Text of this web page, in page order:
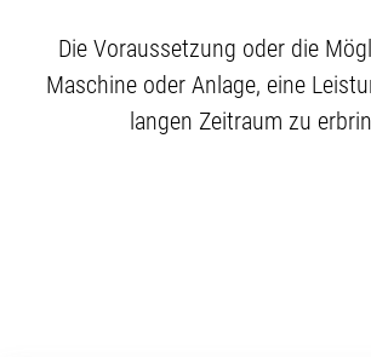
Die Voraussetzung oder die
Maschine oder Anlage, eine
langen Zeitraum zu